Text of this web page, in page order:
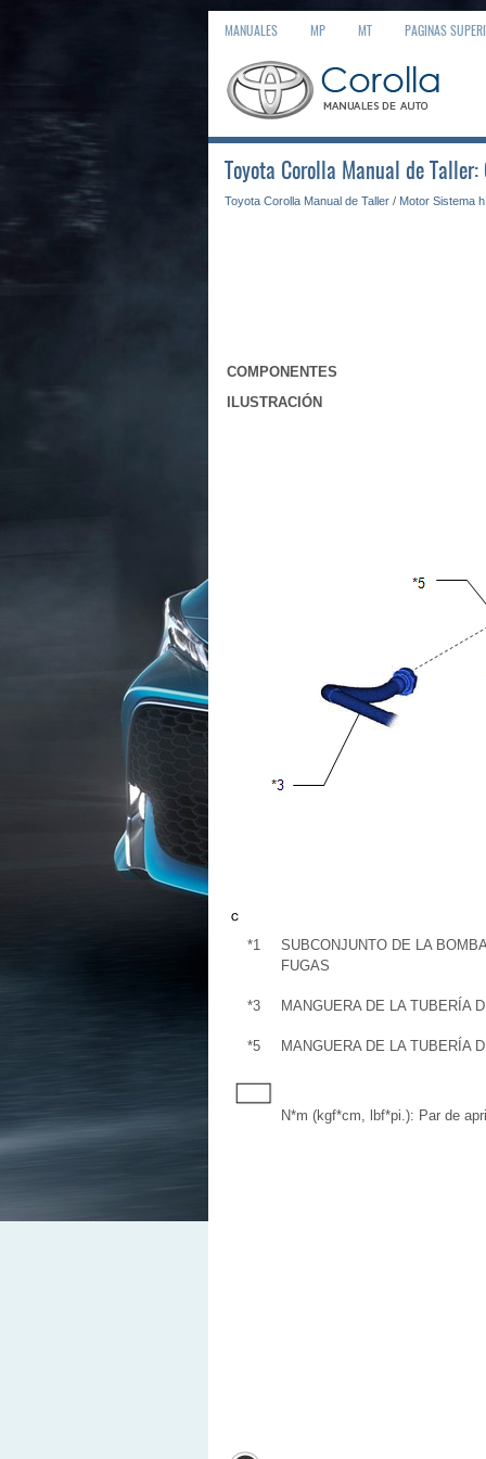
MANUALES MP MT PAGINAS
Toyota Corolla Manual de Taller:
Toyota Corolla Manual de Taller / Motor Sistema
COMPONENTES
ILUSTRACIÓN
*1
SUBCONJUNTO DE LA
FUGAS
*3 MANGUERA DE LA TUBERÍA
*5 MANGUERA DE LA TUBERÍA
N*m (kgf*cm, lbf*pi.): Par de